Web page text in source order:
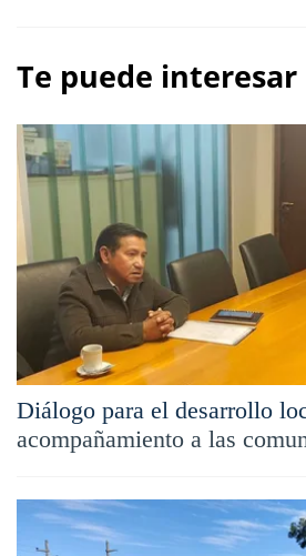
Te puede interesar
Diálogo para el desarrollo
acompañamiento a las